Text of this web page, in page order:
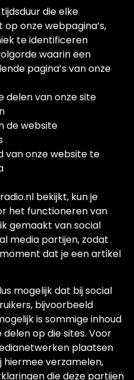
die elke
onze webpagina’s,
te identificeren
waarin een
pagina’s van onze
delen van onze site
de website
van onze website te
bekijkt, kun je
het functioneren van
gemaakt van social
media partijen, zodat
dat je een artikel
mogelijk dat bij social
bijvoorbeeld
is sommige inhoud
op die sites. Voor
plaatsen
hiermee verzamelen,
die deze partijen